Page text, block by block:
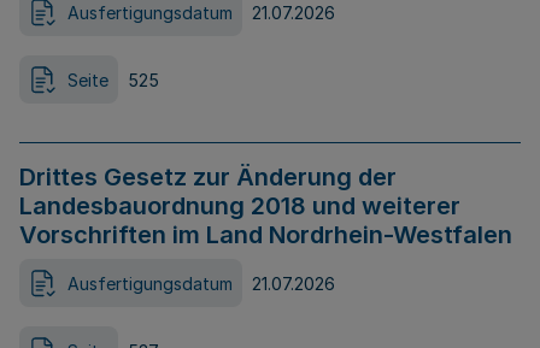
Ausfertigungsdatum 21.07.2026
Seite 525
Drittes Gesetz zur Änderung der
Landesbauordnung 2018 und weiterer
Vorschriften im Land Nordrhein-Westfalen
Ausfertigungsdatum 21.07.2026